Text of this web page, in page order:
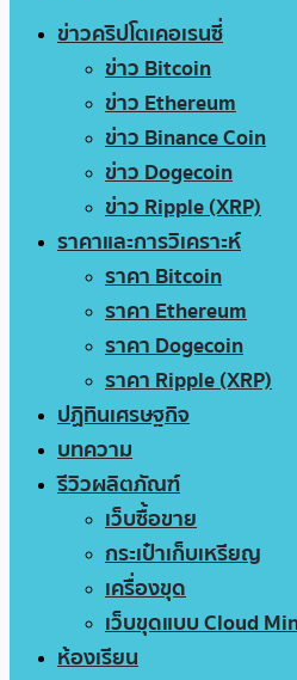
ข่าวคริปโตเคอเรนซี่
ข่าว Bitcoin
ข่าว Ethereum
ข่าว Binance Coin
ข่าว Dogecoin
ข่าว Ripple (XRP)
ราคาและการวิเคราะห์
ราคา Bitcoin
ราคา Ethereum
ราคา Dogecoin
ราคา Ripple (XRP)
ปฏิทินเศรษฐกิจ
บทความ
รีวิวผลิตภัณฑ์
เว็บซื้อขาย
กระเป๋าเก็บเหรียญ
เครื่องขุด
เว็บขุดแบบ Cloud
ห้องเรียน